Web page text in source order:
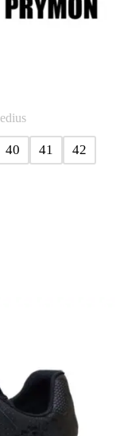
40 41
42